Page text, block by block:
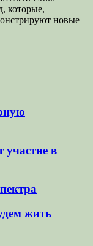
которые,
новые
в
жить